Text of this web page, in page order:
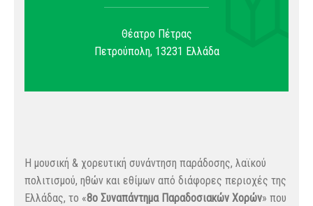
Θέατρο Πέτρας
Πετρούπολη, 13231 Ελλάδα
Η μουσική & χορευτική συνάντηση παράδοσης, λαϊκού
πολιτισμού, ηθών και εθίμων από διάφορες περιοχές της
Ελλάδας, το «8ο Συναπάντημα Παραδοσιακών Χορών» που